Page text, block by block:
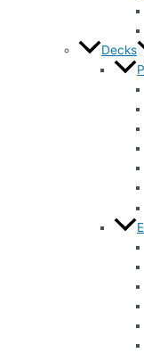
Decks